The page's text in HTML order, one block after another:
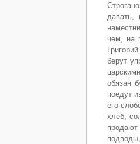
давать,
чем, на
берут
обязан
поедут
его
хлеб,